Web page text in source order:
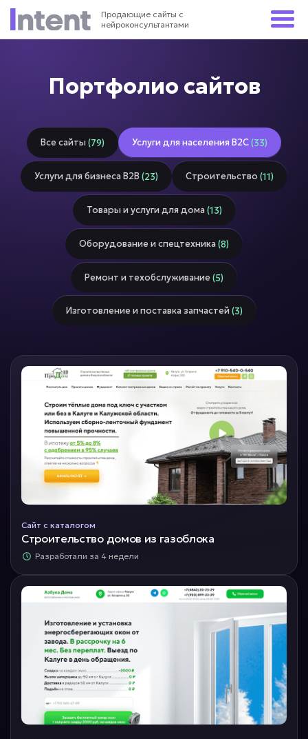
Продающие сайты с
нейроконсультантами
Портфолио сайтов
Все сайты (79) Услуги для населения В2С(33)
Услуги для бизнеса В2В (23) Строительство (11)
Товары и услуги для дома (13)
Оборудование и спецтехника (8)
Ремонт и техобслуживание(5)
Изготовление и поставка запчастей (3)
Сайт с каталогом
Строительство домов из газоблока
Разработали за 4 недели